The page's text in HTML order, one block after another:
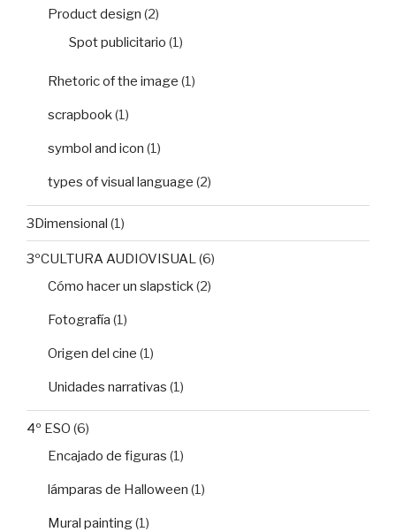
Product design (2)
Spot publicitario (1)
Rhetoric of the image (1)
scrapbook(1)
symbol and icon (1)
types of visual language (2)
3Dimensional (1)
3ºCULTURA AUDIOVISUAL (6)
Cómo hacer un slapstick(2)
Fotografía (1)
Origen del cine (1)
Unidades narrativas (1)
4º ESO (6)
Encajado de figuras (1)
lámparas de Halloween (1)
Mural painting(1)